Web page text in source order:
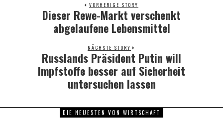
VORHERIGE STORY
Previous
post:
Dieser Rewe-Markt verschenkt
abgelaufene Lebensmittel
NÄCHSTE STORY
Next
Russlands Präsident Putin will
Impfstoffe besser auf Sicherheit
untersuchen lassen
DIE NEUESTEN VON WIRTSCHAFT